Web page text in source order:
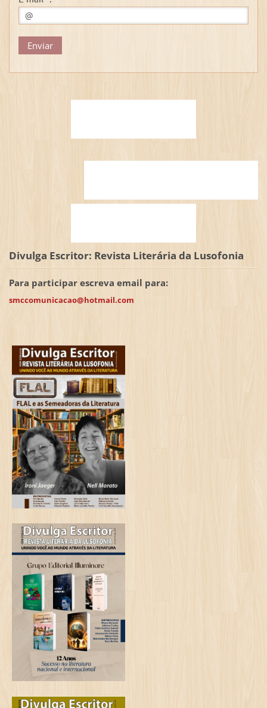
Divulga Escritor: Revista Literária da Lusofonia
Para participar escreva email para:
smccomunicacao@hotmail.com